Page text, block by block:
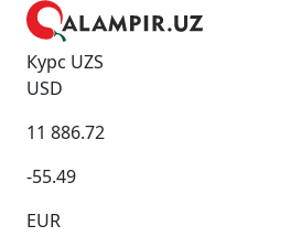
Курс UZS
USD
11 886.72
-55.49
EUR